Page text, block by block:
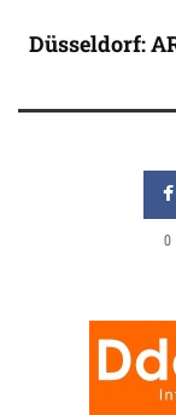
Düsseldorf:
0